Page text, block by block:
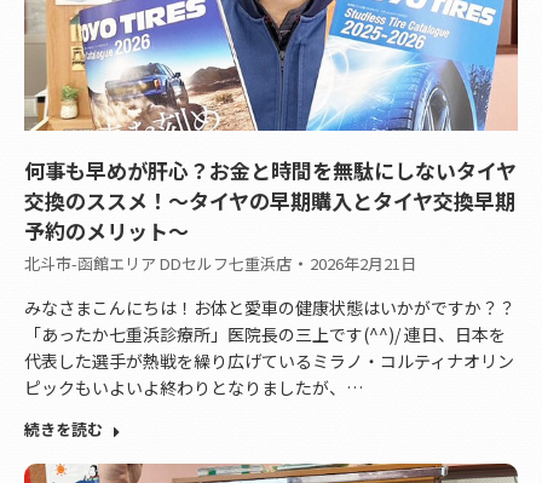
何事も早めが肝心？お金と時間を無駄にしないタイヤ
交換のススメ！～タイヤの早期購入とタイヤ交換早期
予約のメリット～
北斗市-函館エリア DDセルフ七重浜店 2026年2月21日
みなさまこんにちは！お体と愛車の健康状態はいかがですか？？
「あったか七重浜診療所」医院長の三上です(^^)/ 連日、日本を
代表した選手が熱戦を繰り広げているミラノ・コルティナオリン
ピックもいよいよ終わりとなりましたが、…
続きを読む